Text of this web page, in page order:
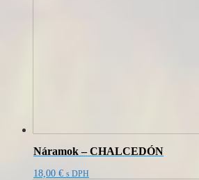
Náramok – CHALCEDÓN
18,00 € s DPH